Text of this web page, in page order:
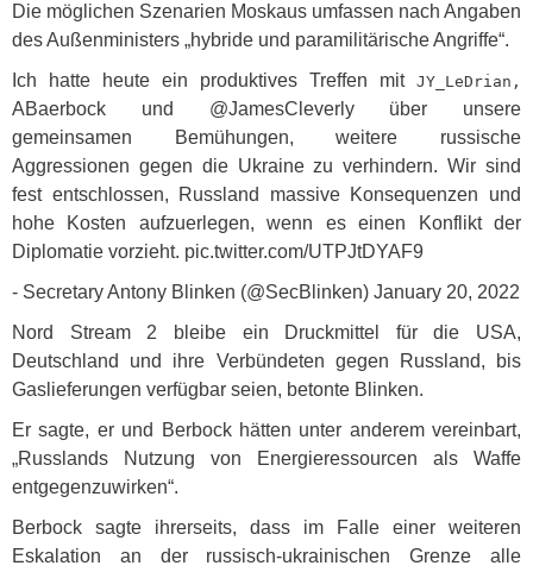
Die möglichen Szenarien Moskaus umfassen nach Angaben
des Außenministers „hybride und paramilitärische Angriffe“.
Ich hatte heute ein produktives Treffen mit JY_LeDrian,
ABaerbock und @JamesCleverly über unsere
gemeinsamen Bemühungen, weitere russische
Aggressionen gegen die Ukraine zu verhindern. Wir sind
fest entschlossen, Russland massive Konsequenzen und
hohe Kosten aufzuerlegen, wenn es einen Konflikt der
Diplomatie vorzieht. pic.twitter.com/UTPJtDYAF9
- Secretary Antony Blinken (@SecBlinken) January 20, 2022
Nord Stream 2 bleibe ein Druckmittel für die USA,
Deutschland und ihre Verbündeten gegen Russland, bis
Gaslieferungen verfügbar seien, betonte Blinken.
Er sagte, er und Berbock hätten unter anderem vereinbart,
„Russlands Nutzung von Energieressourcen als Waffe
entgegenzuwirken“.
Berbock sagte ihrerseits, dass im Falle einer weiteren
Eskalation an der russisch-ukrainischen Grenze alle